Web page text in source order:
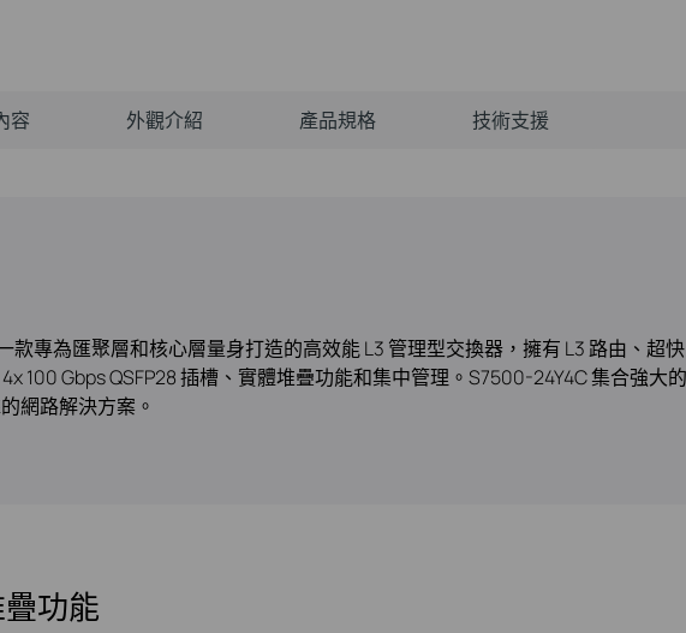
容 外觀介紹 產品規格 技術支援
款專為匯聚層和核心層量身打造的高效能 L3 管理型交換器，擁有 L3 路由、超
100 Gbps QSFP28 插槽、實體堆疊功能和集中管理。S7500-24Y4C 集合強
網路解決方案。
功能